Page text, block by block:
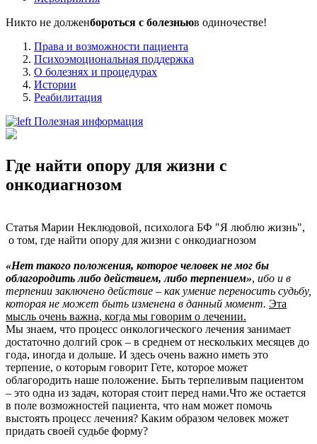
Никто не долженбороться с болезньюв одиночестве!
Права и возможности пациента
Психоэмоциональная поддержка
О болезнях и процедурах
Истории
Реабилитация
Полезная информация
Где найти опору для жизни с
онкодиагнозом
Статья Марии Неклюдовой, психолога БФ "Я люблю жизнь",
о том, где найти опору для жизни с онкодиагнозом
«Нет такого положения, которое человек не мог бы
облагородить либо действием, либо терпением», ибо и в
терпении заключено действие – как умение переносить судьбу,
которая не может быть изменена в данный момент. Эта
мысль очень важна, когда мы говорим о лечении.
Мы знаем, что процесс онкологического лечения занимает
достаточно долгий срок – в среднем от нескольких месяцев до
года, иногда и дольше. И здесь очень важно иметь это
терпение, о которым говорит Гете, которое может
облагородить наше положение. Быть терпеливым пациентом
– это одна из задач, которая стоит перед нами.Что же остается
в поле возможностей пациента, что нам может помочь
выстоять процесс лечения? Каким образом человек может
придать своей судьбе форму?